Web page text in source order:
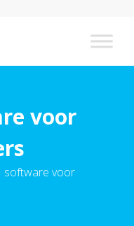
voor
software voor